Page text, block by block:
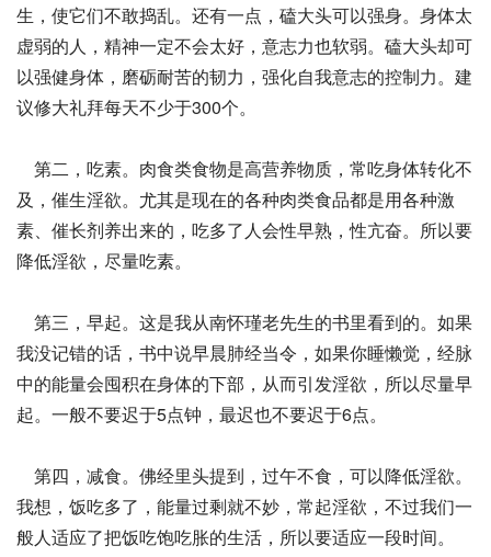
生，使它们不敢捣乱。还有一点，磕大头可以强身。身体太
虚弱的人，精神一定不会太好，意志力也软弱。磕大头却可
以强健身体，磨砺耐苦的韧力，强化自我意志的控制力。建
议修大礼拜每天不少于300个。
第二，吃素。肉食类食物是高营养物质，常吃身体转化不
及，催生淫欲。尤其是现在的各种肉类食品都是用各种激
素、催长剂养出来的，吃多了人会性早熟，性亢奋。所以要
降低淫欲，尽量吃素。
第三，早起。这是我从南怀瑾老先生的书里看到的。如果
我没记错的话，书中说早晨肺经当令，如果你睡懒觉，经脉
中的能量会囤积在身体的下部，从而引发淫欲，所以尽量早
起。一般不要迟于5点钟，最迟也不要迟于6点。
第四，减食。佛经里头提到，过午不食，可以降低淫欲。
我想，饭吃多了，能量过剩就不妙，常起淫欲，不过我们一
般人适应了把饭吃饱吃胀的生活，所以要适应一段时间。